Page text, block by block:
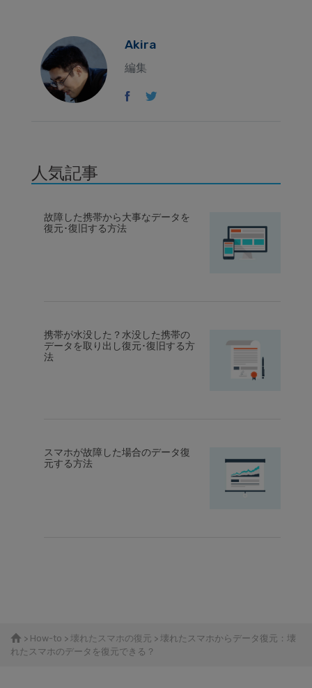
Akira
編集
人気記事
故障した携帯から大事なデータを
復元･復旧する方法
携帯が水没した？水没した携帯の
データを取り出し復元･復旧する方
法
スマホが故障した場合のデータ復
元する方法
> How-to > 壊れたスマホの復元 > 壊れたスマホからデータ復元：壊
れたスマホのデータを復元できる？